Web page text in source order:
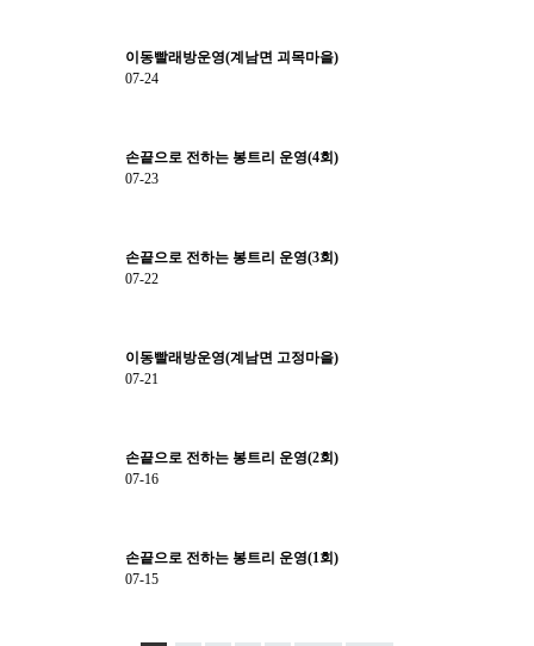
이동빨래방운영(계남면 괴목마을)
07-24
손끝으로 전하는 봉트리 운영(4회)
07-23
손끝으로 전하는 봉트리 운영(3회)
07-22
이동빨래방운영(계남면 고정마을)
07-21
손끝으로 전하는 봉트리 운영(2회)
07-16
손끝으로 전하는 봉트리 운영(1회)
07-15